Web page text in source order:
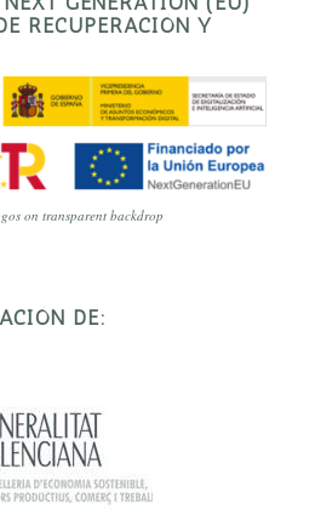
RECUPERACIÓN Y
on transparent backdrop
DE: